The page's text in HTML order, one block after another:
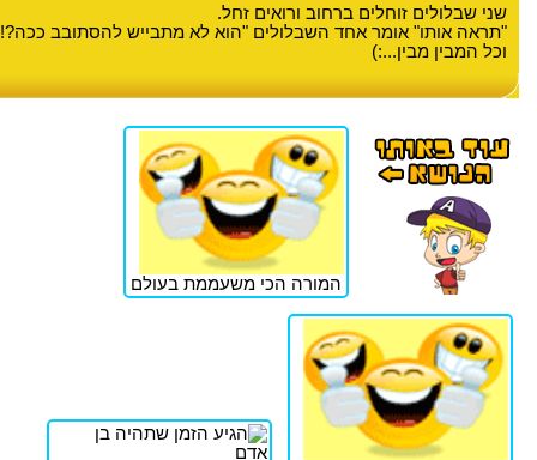
שני שבלולים זוחלים ברחוב ורואים זחל.
"תראה אותו" אומר אחד השבלולים "הוא לא מתבייש להסתובב
וכל המבין מבין...:)
המורה הכי משעממת בעולם